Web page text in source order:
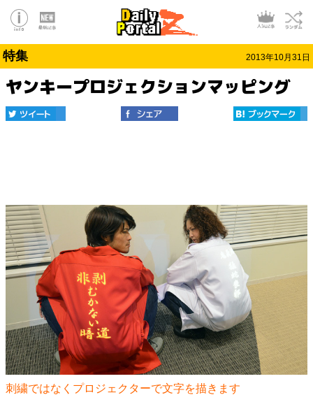
特集 2013年10月31日
ヤンキープロジェクションマッピング
刺繍ではなくプロジェクターで文字を描きます